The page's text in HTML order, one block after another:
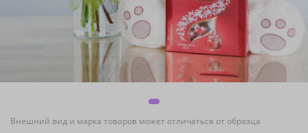
Внешний вид и марка товаров может отличаться от образца